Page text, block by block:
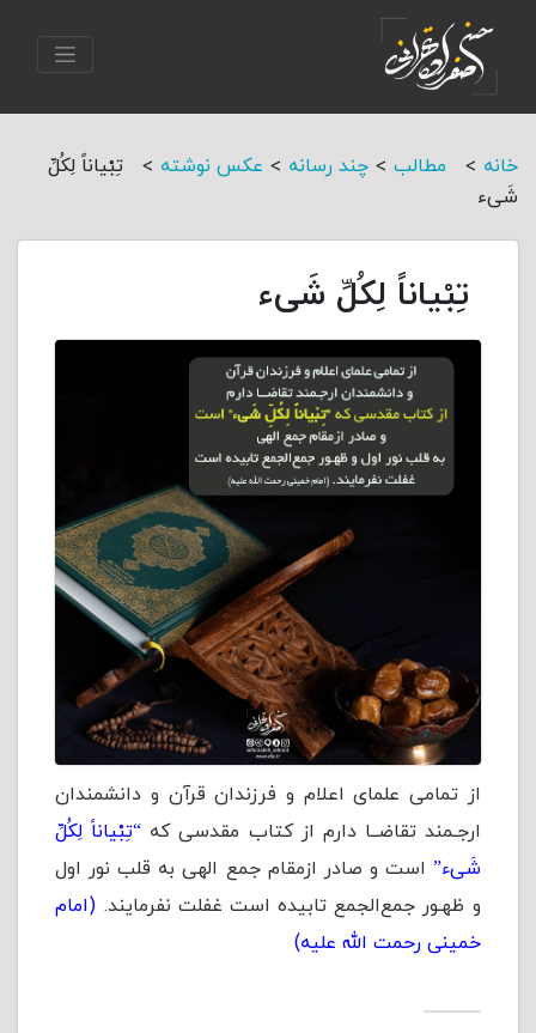
خانه > مطالب > چند رسانه > عکس نوشته >
تِبْیاناً لِکُلِّ
شَیء
تِبْیاناً لِکُلِّ شَیء
از تمامی علمای اعلام و فرزندان قرآن و دانشمندان
ارجـمند تقاضــا دارم از كتاب مقدسی كه “تِبْیاناً لِکُلِّ
شَیء” است و صادر ازمقام جمع الهی به قلب نور اول
و ظهـور جمع‌الجمع تابیده است غفلت نفرمایند. (امام
خمینی رحمت الله علیه)